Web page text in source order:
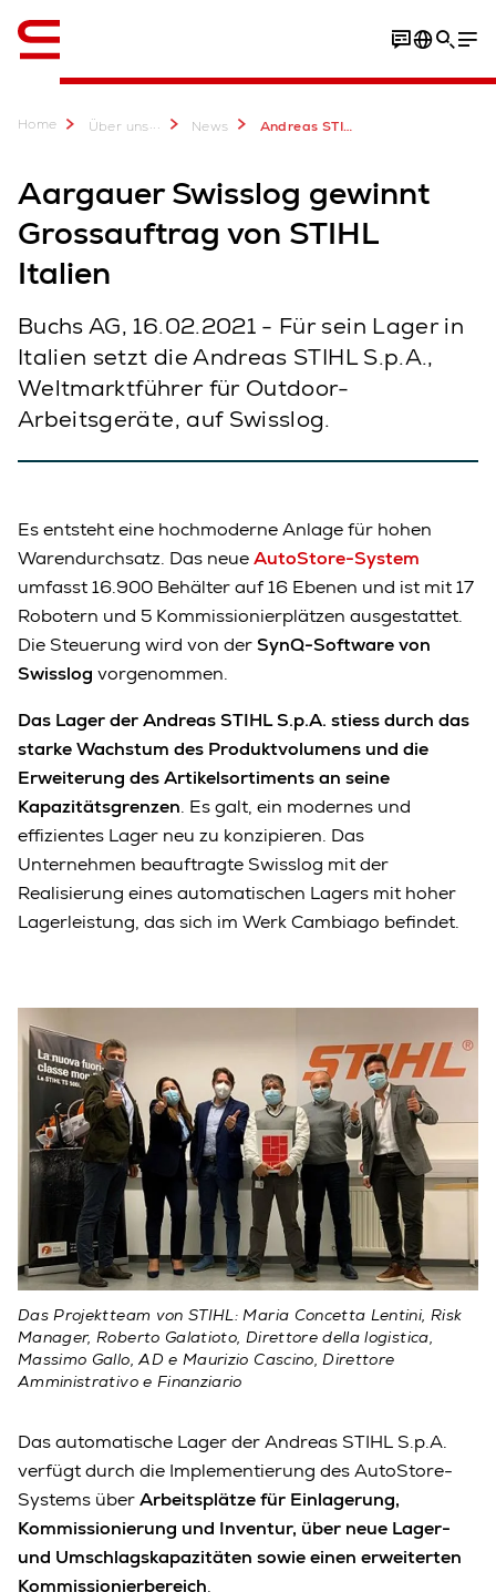
Home Über uns... News Andreas STIHL S.p.A., leader mondiale delle attrezzature da lavoro nella natura, sceglie AutoStore per il suo magazzino in Italia
Aargauer Swisslog gewinnt
Grossauftrag von STIHL
Italien
Buchs AG, 16.02.2021 - Für sein Lager in
Italien setzt die Andreas STIHL S.p.A.,
Weltmarktführer für Outdoor-
Arbeitsgeräte, auf Swisslog.
Es entsteht eine hochmoderne Anlage für hohen
Warendurchsatz. Das neueAutoStore-System
umfasst 16.900 Behälter auf 16 Ebenen und ist mit 17
Robotern und 5 Kommissionierplätzen ausgestattet.
Die Steuerung wird von derSynQ-Software von
Swisslog vorgenommen.
Das Lager der Andreas STIHL S.p.A. stiess durch das
starke Wachstum des Produktvolumens und die
Erweiterung des Artikelsortiments an seine
Kapazitätsgrenzen. Es galt, ein modernes und
effizientes Lager neu zu konzipieren. Das
Unternehmen beauftragte Swisslog mit der
Realisierung eines automatischen Lagers mit hoher
Lagerleistung, das sich im Werk Cambiago befindet.
Das Projektteam von STIHL: Maria Concetta Lentini, Risk
Manager, Roberto Galatioto, Direttore della logistica,
Massimo Gallo, AD e Maurizio Cascino, Direttore
Amministrativo e Finanziario
Das automatische Lager der Andreas STIHL S.p.A.
verfügt durch die Implementierung des AutoStore-
Systems überArbeitsplätze für Einlagerung,
Kommissionierung und Inventur, über neue Lager-
und Umschlagskapazitäten sowie einen erweiterten
Kommissionierbereich.